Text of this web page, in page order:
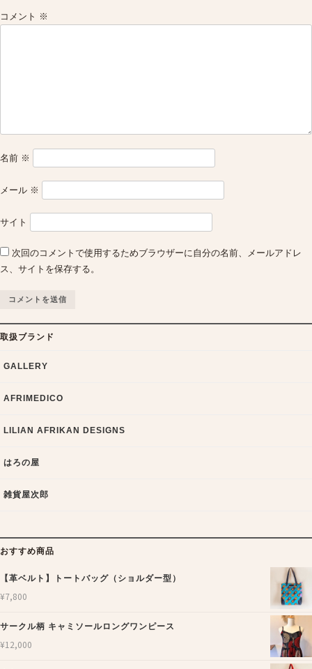
コメント ※
名前 ※
メール ※
サイト
次回のコメントで使用するためブラウザーに自分の名前、メールアドレ
ス、サイトを保存する。
取扱ブランド
GALLERY
AFRIMEDICO
LILIAN AFRIKAN DESIGNS
はろの屋
雑貨屋次郎
おすすめ商品
【革ベルト】トートバッグ（ショルダー型）
¥7,800
サークル柄 キャミソールロングワンピース
¥12,000